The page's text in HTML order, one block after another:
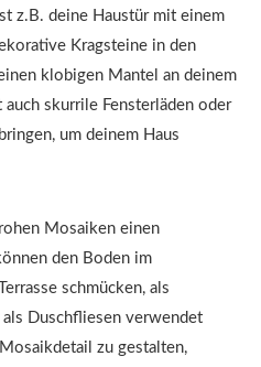
z.B. deine Haustür mit einem
Kragsteine in den
klobigen Mantel an deinem
skurrile Fensterläden oder
um deinem Haus
Mosaiken einen
den Boden im
schmücken, als
Duschfliesen verwendet
zu gestalten,